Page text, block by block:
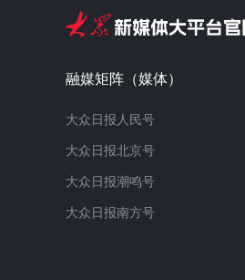
融媒矩阵（媒体）
大众日报人民号
大众日报北京号
大众日报潮鸣号
大众日报南方号